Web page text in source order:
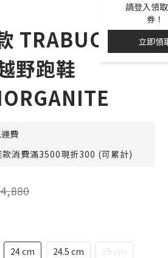
請登入領
券！
立即領
TRABUCO 14
野跑鞋
費
消費滿3500現折300 (可累計)
24 cm 24.5 cm 25 cm